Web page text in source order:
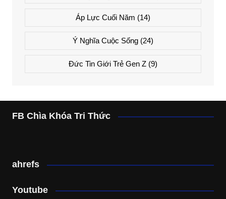
Áp Lực Cuối Năm (14)
Ý Nghĩa Cuộc Sống(24)
Đức Tin Giới Trẻ Gen Z(9)
FB Chìa Khóa Tri Thức
ahrefs
Youtube